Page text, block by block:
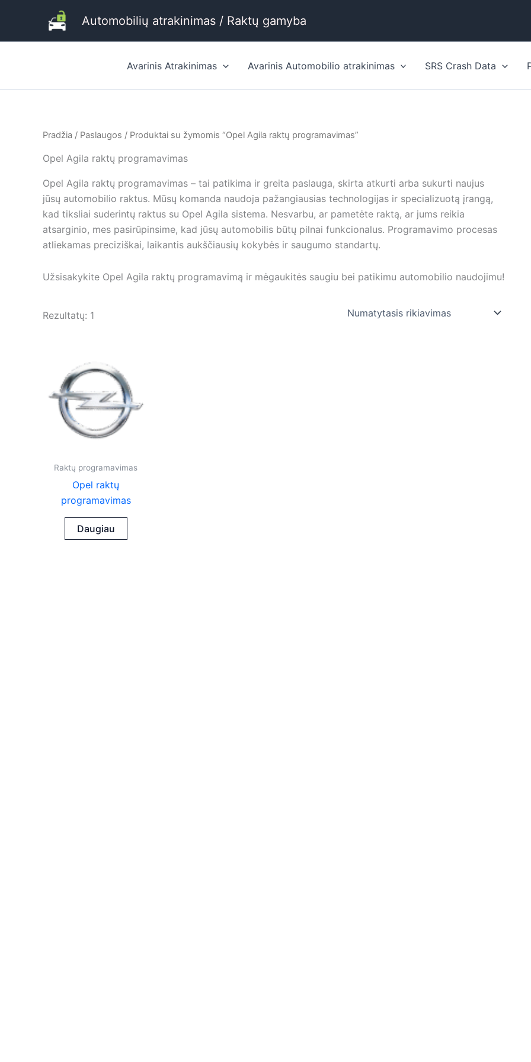
Automobilių atrakinimas / Raktų gamyba
Avarinis Atrakinimas Avarinis Automobilio atrakinimas SRS Crash Data
Pradžia / Paslaugos / Produktai su žymomis “Opel Agila raktų programavimas”
Opel Agila raktų programavimas
Opel Agila raktų programavimas – tai patikima ir greita paslauga, skirta atkurti arba sukurti naujus
jūsų automobilio raktus. Mūsų komanda naudoja pažangiausias technologijas ir specializuotą įrangą,
kad tiksliai suderintų raktus su Opel Agila sistema. Nesvarbu, ar pametėte raktą, ar jums reikia
atsarginio, mes pasirūpinsime, kad jūsų automobilis būtų pilnai funkcionalus. Programavimo procesas
atliekamas preciziškai, laikantis aukščiausių kokybės ir saugumo standartų.
Užsisakykite Opel Agila raktų programavimą ir mėgaukitės saugiu bei patikimu automobilio naudojimu!
Rezultatų: 1
Raktų programavimas
Opel raktų
programavimas
Daugiau